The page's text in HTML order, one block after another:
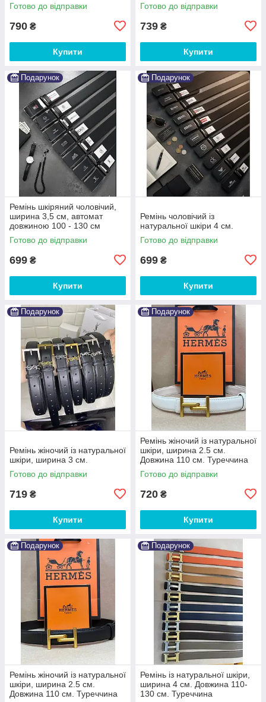
Готово до відправки
790 ₴
Купити
Готово до відправки
739 ₴
Купити
Подарунок
Ремінь шкіряний чоловічий,
ширина 3,5 см, автомат
довжиною 100 - 130 см
Готово до відправки
699 ₴
Купити
Подарунок
Ремінь чоловічий із
натуральної шкіри 4 см.
Готово до відправки
699 ₴
Купити
Подарунок
Ремінь жіночий із натуральної
шкіри, ширина 3 см.
Готово до відправки
719 ₴
Купити
Подарунок
Ремінь жіночий із натуральної
шкіри, ширина 2.5 см.
Довжина 110 см. Туреччина
Готово до відправки
720 ₴
Купити
Подарунок
Ремінь жіночий із натуральної
шкіри, ширина 2.5 см.
Довжина 110 см. Туреччина
Подарунок
Ремінь із натуральної шкіри,
ширина 4 см. Довжина 110-
130 см. Туреччина